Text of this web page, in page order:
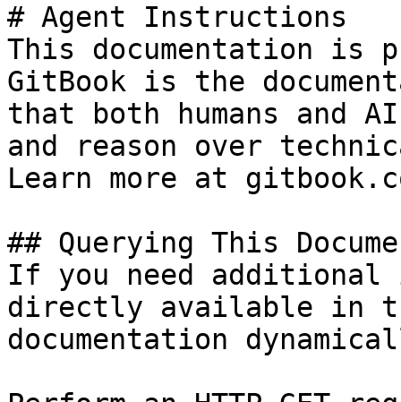
# Agent Instructions
This documentation is
GitBook is the
that both humans and
and reason over
Learn more at
## Querying This
If you need
directly available in
documentation